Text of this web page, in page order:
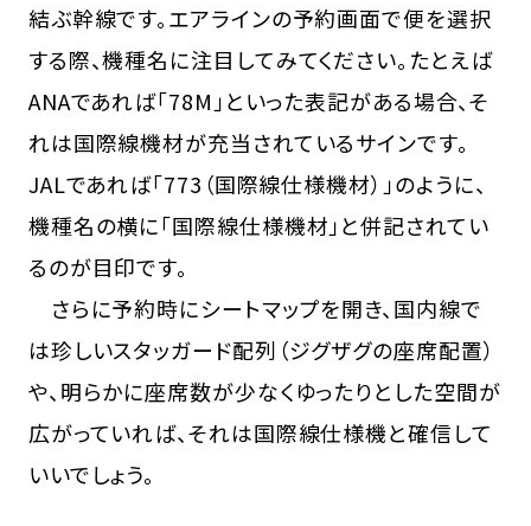
結ぶ幹線です。エアラインの予約画面で便を選択
する際、機種名に注目してみてください。たとえば
ANAであれば「78M」といった表記がある場合、そ
れは国際線機材が充当されているサインです。
JALであれば「773（国際線仕様機材）」のように、
機種名の横に「国際線仕様機材」と併記されてい
るのが目印です。
さらに予約時にシートマップを開き、国内線で
は珍しいスタッガード配列（ジグザグの座席配置）
や、明らかに座席数が少なくゆったりとした空間が
広がっていれば、それは国際線仕様機と確信して
いいでしょう。